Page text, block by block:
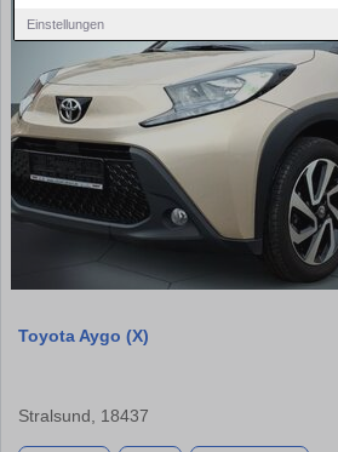
Einstellungen
Toyota Aygo (X)
Stralsund, 18437